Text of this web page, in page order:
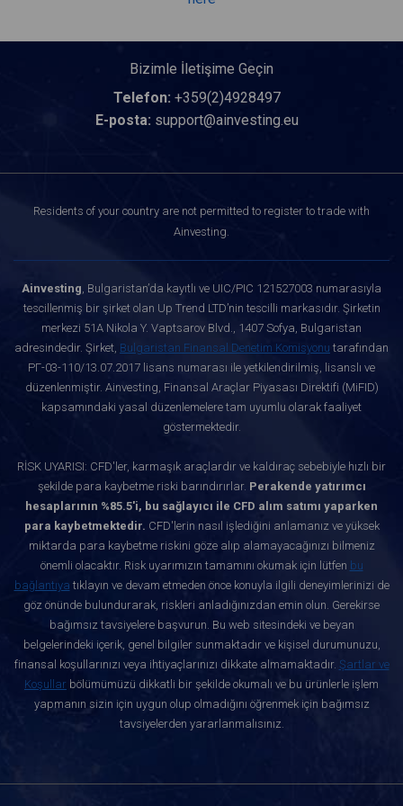
Bizimle İletişime Geçin
Telefon: +359(2)4928497
E-posta: support@ainvesting.eu
Residents of your country are not permitted to register to trade with
Ainvesting.
Ainvesting, Bulgaristan’da kayıtlı ve UIC/PIC 121527003 numarasıyla
tescillenmiş bir şirket olan Up Trend LTD’nin tescilli markasıdır. Şirketin
merkezi 51A Nikola Y. Vaptsarov Blvd., 1407 Sofya, Bulgaristan
adresindedir. Şirket, Bulgaristan Finansal Denetim Komisyonu tarafından
РГ-03-110/13.07.2017 lisans numarası ile yetkilendirilmiş, lisanslı ve
düzenlenmiştir. Ainvesting, Finansal Araçlar Piyasası Direktifi (MiFID)
kapsamındaki yasal düzenlemelere tam uyumlu olarak faaliyet
göstermektedir.
RİSK UYARISI: CFD'ler, karmaşık araçlardır ve kaldıraç sebebiyle hızlı bir
şekilde para kaybetme riski barındırırlar. Perakende yatırımcı
hesaplarının %85.5'i, bu sağlayıcı ile CFD alım satımı yaparken
para kaybetmektedir. CFD'lerin nasıl işlediğini anlamanız ve yüksek
miktarda para kaybetme riskini göze alıp alamayacağınızı bilmeniz
önemli olacaktır. Risk uyarımızın tamamını okumak için lütfen bu
bağlantıya tıklayın ve devam etmeden önce konuyla ilgili deneyimlerinizi de
göz önünde bulundurarak, riskleri anladığınızdan emin olun. Gerekirse
bağımsız tavsiyelere başvurun. Bu web sitesindeki ve beyan
belgelerindeki içerik, genel bilgiler sunmaktadır ve kişisel durumunuzu,
finansal koşullarınızı veya ihtiyaçlarınızı dikkate almamaktadır. Şartlar ve
Koşullar bölümümüzü dikkatli bir şekilde okumalı ve bu ürünlerle işlem
yapmanın sizin için uygun olup olmadığını öğrenmek için bağımsız
tavsiyelerden yararlanmalısınız.